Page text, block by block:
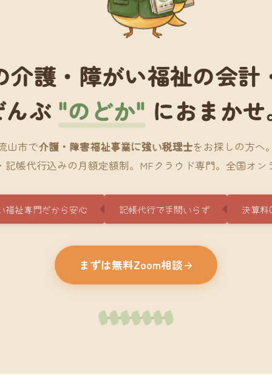
介護・障がい福祉の会計
ぶ "のどか" におまかせ
山市で介護・障害福祉事業に強い税理士をお探しの方へ。
記帳代行込みの月額定額制。MFクラウド専門。全国オン
福祉専門だから安心 記帳代行で手間いらず 決算料
まずは無料Zoom相談